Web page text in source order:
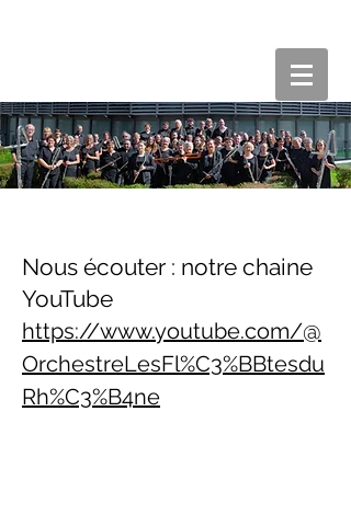
Nous écouter : notre chaine
YouTube
https://www.youtube.com/@
OrchestreLesFl%C3%BBtesdu
Rh%C3%B4ne